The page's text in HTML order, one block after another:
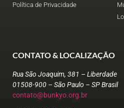
Política de Privacidade
CONTATO & LOCALIZAÇÃO
Rua São Joaquim, 381 – Liberdade
01508-900 – São Paulo – SP Brasil
contato@bunkyo.org.br